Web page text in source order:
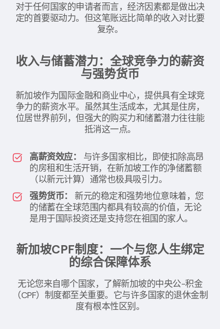
对于任何国家的申请者而言，经济因素都是做出决
定的首要驱动力。但这笔账远比简单的收入对比要
复杂。
收入与储蓄潜力：全球竞争力的薪资
与强势货币
新加坡作为国际金融和商业中心，提供具有全球竞
争力的薪资水平。虽然其生活成本，尤其是住房，
位居世界前列，但强大的购买力和储蓄潜力往往能
抵消这一点。
高薪资效应：
与许多国家相比，即使扣除高昂
的房租和生活开销，在新加坡工作的净储蓄额
（以新元计算）通常也极具吸引力。
强势货币：
新元的稳定和强势地位意味着，您
的储蓄在全球范围内都具有较高的价值，无论
是用于国际投资还是支持您在祖国的家人。
新加坡CPF制度：一个与您人生绑定
的综合保障体系
无论您来自哪个国家，了解新加坡的中央公-积金
（CPF）制度都至关重要。它与许多国家的退休金制
度有根本性区别。